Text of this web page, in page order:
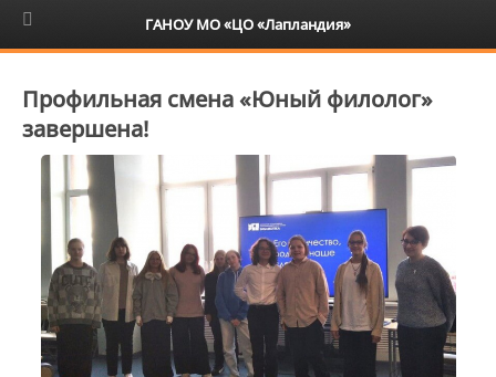
6+
Профильная смена «Юный филолог»
завершена!
ГАНОУ МО «ЦО «Лапландия»